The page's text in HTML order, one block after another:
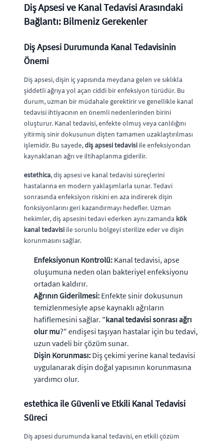
Diş Apsesi ve Kanal Tedavisi Arasındaki
Bağlantı: Bilmeniz Gerekenler
Diş Apsesi Durumunda Kanal Tedavisinin
Önemi
Diş apsesi, dişin iç yapısında meydana gelen ve sıklıkla
şiddetli ağrıya yol açan ciddi bir enfeksiyon türüdür. Bu
durum, uzman bir müdahale gerektirir ve genellikle kanal
tedavisi ihtiyacının en önemli nedenlerinden birini
oluşturur. Kanal tedavisi, enfekte olmuş veya canlılığını
yitirmiş sinir dokusunun dişten tamamen uzaklaştırılması
işlemidir. Bu sayede,diş apsesi tedavisi ile enfeksiyondan
kaynaklanan ağrı ve iltihaplanma giderilir.
estethica, diş apsesi ve kanal tedavisi süreçlerini
hastalarına en modern yaklaşımlarla sunar. Tedavi
sonrasında enfeksiyon riskini en aza indirerek dişin
fonksiyonlarını geri kazandırmayı hedefler. Uzman
hekimler, diş apsesini tedavi ederken aynı zamanda kök
kanal tedavisi ile sorunlu bölgeyi sterilize eder ve dişin
korunmasını sağlar.
Enfeksiyonun Kontrolü: Kanal tedavisi, apse
oluşumuna neden olan bakteriyel enfeksiyonu
ortadan kaldırır.
Ağrının Giderilmesi: Enfekte sinir dokusunun
temizlenmesiyle apse kaynaklı ağrıların
hafiflemesini sağlar. "kanal tedavisi sonrası ağrı
olur mu?" endişesi taşıyan hastalar için bu tedavi,
uzun vadeli bir çözüm sunar.
Dişin Korunması: Diş çekimi yerine kanal tedavisi
uygulanarak dişin doğal yapısının korunmasına
yardımcı olur.
estethica ile Güvenli ve Etkili Kanal Tedavisi
Süreci
Diş apsesi durumunda kanal tedavisi, en etkili çözüm